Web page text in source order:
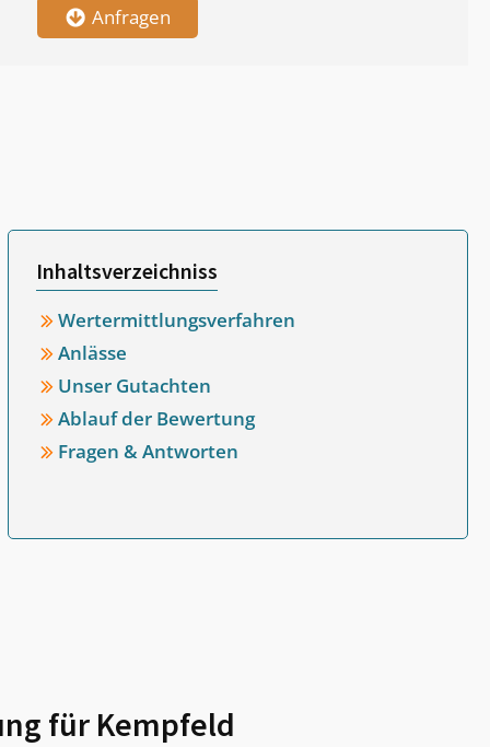
Anfragen
Inhaltsverzeichniss
Wertermittlungsverfahren
Anlässe
Unser Gutachten
Ablauf der Bewertung
Fragen & Antworten
für Kempfeld